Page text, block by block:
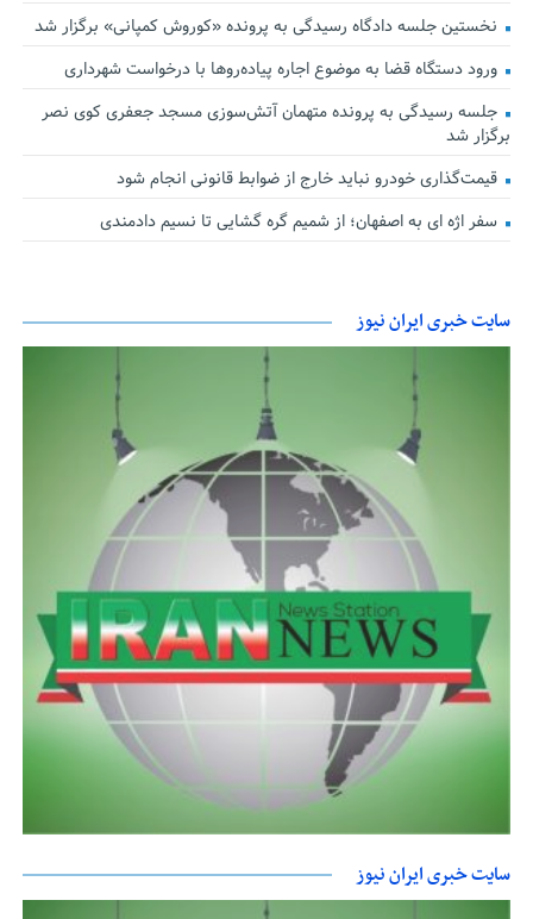
نخستین جلسه دادگاه رسیدگی به پرونده «کوروش کمپانی» برگزار شد
ورود دستگاه قضا به موضوع اجاره پیاده‌روها با درخواست شهرداری
جلسه رسیدگی به پرونده متهمان آتش‌سوزی مسجد جعفری کوی نصر
برگزار شد
قیمت‌گذاری خودرو نباید خارج از ضوابط قانونی انجام شود
سفر اژه ای به اصفهان؛ از شمیم گره گشایی تا نسیم دادمندی
سایت خبری ایران نیوز
سایت خبری ایران نیوز